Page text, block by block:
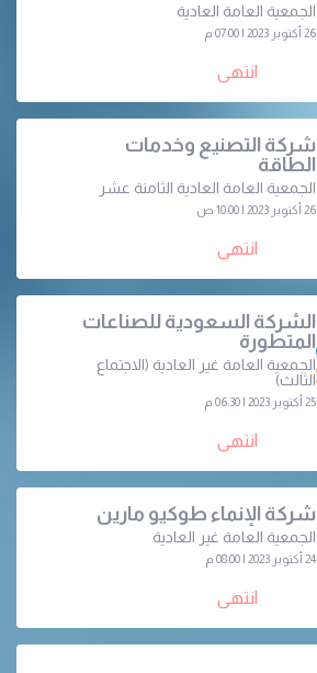
الجمعية العامة العادية
26 أكتوبر 2023 | 07:00 م
انتهى
شركة التصنيع وخدمات
الطاقة
الجمعية العامة العادية الثامنة عشر
26 أكتوبر 2023 | 10:00 ص
انتهى
الشركة السعودية للصناعات
المتطورة
الجمعية العامة غير العادية (الاجتماع
الثالث)
25 أكتوبر 2023 | 06:30 م
انتهى
شركة الإنماء طوكيو مارين
الجمعية العامة غير العادية
24 أكتوبر 2023 | 08:00 م
انتهى